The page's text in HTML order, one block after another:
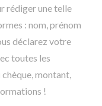
rédiger une telle
: nom, prénom
déclarez votre
toutes les
montant,
!